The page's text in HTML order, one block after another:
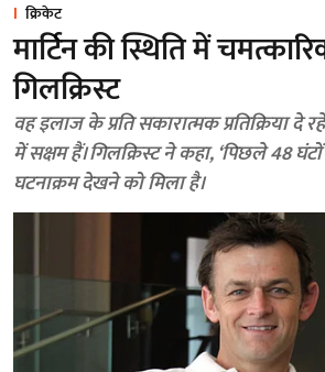
क्रिकेट
मार्टिन की स्थिति में
गिलक्रिस्ट
वह इलाज के प्रति सकारात्मक प्रतिक्रिया
में सक्षम हैं। गिलक्रिस्ट ने कहा, ‘पिछले 48
घटनाक्रम देखने को मिला है।